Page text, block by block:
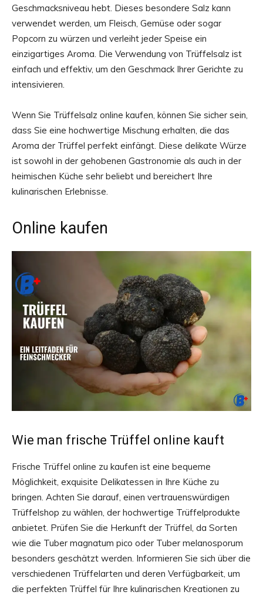
Geschmacksniveau hebt. Dieses besondere Salz kann
verwendet werden, um Fleisch, Gemüse oder sogar
Popcorn zu würzen und verleiht jeder Speise ein
einzigartiges Aroma. Die Verwendung von Trüffelsalz ist
einfach und effektiv, um den Geschmack Ihrer Gerichte zu
intensivieren.
Wenn Sie Trüffelsalz online kaufen, können Sie sicher sein,
dass Sie eine hochwertige Mischung erhalten, die das
Aroma der Trüffel perfekt einfängt. Diese delikate Würze
ist sowohl in der gehobenen Gastronomie als auch in der
heimischen Küche sehr beliebt und bereichert Ihre
kulinarischen Erlebnisse.
Online kaufen
Wie man frische Trüffel online kauft
Frische Trüffel online zu kaufen ist eine bequeme
Möglichkeit, exquisite Delikatessen in Ihre Küche zu
bringen. Achten Sie darauf, einen vertrauenswürdigen
Trüffelshop zu wählen, der hochwertige Trüffelprodukte
anbietet. Prüfen Sie die Herkunft der Trüffel, da Sorten
wie die Tuber magnatum pico oder Tuber melanosporum
besonders geschätzt werden. Informieren Sie sich über die
verschiedenen Trüffelarten und deren Verfügbarkeit, um
die perfekten Trüffel für Ihre kulinarischen Kreationen zu